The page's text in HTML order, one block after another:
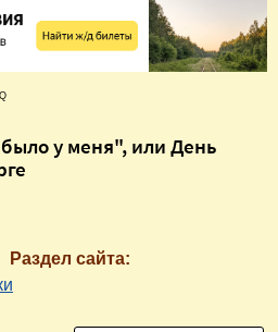
у меня", или День
Раздел сайта: